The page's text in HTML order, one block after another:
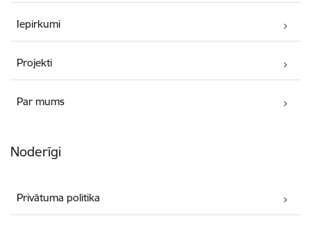
Iepirkumi
Projekti
Par mums
Noderīgi
Privātuma politika